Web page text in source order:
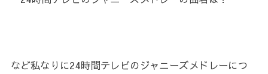
など私なりに24時間テレビのジャニーズメドレーにつ